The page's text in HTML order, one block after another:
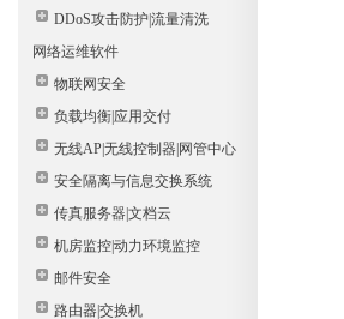
DDoS攻击防护|流量清洗
网络运维软件
物联网安全
负载均衡|应用交付
无线AP|无线控制器|网管中心
安全隔离与信息交换系统
传真服务器|文档云
机房监控|动力环境监控
邮件安全
路由器|交换机